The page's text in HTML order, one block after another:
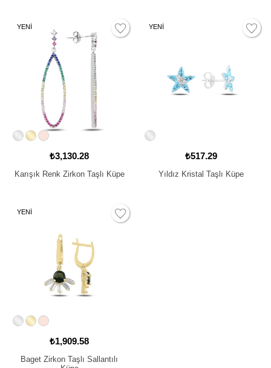
YENİ
₺3,130.28
Karışık Renk Zirkon Taşlı Küpe
YENİ
₺517.29
Yıldız Kristal Taşlı Küpe
YENİ
₺1,909.58
Baget Zirkon Taşlı Sallantılı